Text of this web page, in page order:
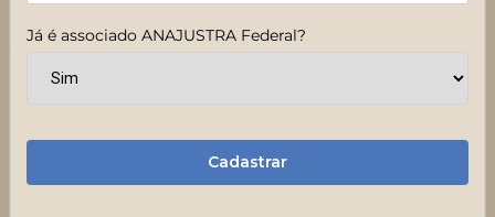
Já é associado ANAJUSTRA Federal?
Cadastrar